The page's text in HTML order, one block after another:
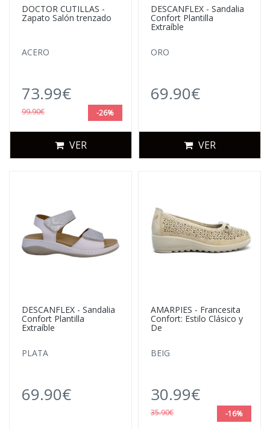
DOCTOR CUTILLAS -
Zapato Salón trenzado
ACERO
73.99€
99.90€ -26%
VER
DESCANFLEX - Sandalia
Confort Plantilla
Extraíble
ORO
69.90€
VER
DESCANFLEX - Sandalia
Confort Plantilla
Extraíble
PLATA
69.90€
AMARPIES - Francesita
Confort: Estilo Clásico y
De
BEIG
30.99€
35.90€ -16%